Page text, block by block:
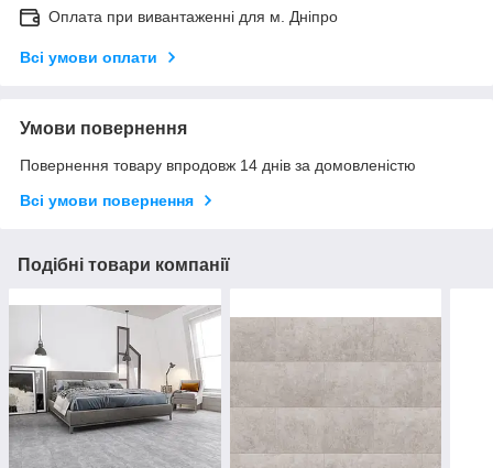
Оплата при вивантаженні для м. Дніпро
Всі умови оплати
Умови повернення
Повернення товару впродовж 14 днів за домовленістю
Всі умови повернення
Подібні товари компанії